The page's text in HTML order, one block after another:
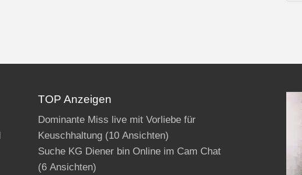
TOP Anzeigen
Dominante Miss live mit Vorliebe für
Keuschhaltung (10 Ansichten)
Suche KG Diener bin Online im Cam Chat
(6 Ansichten)